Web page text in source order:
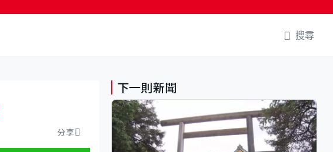
搜尋
分享
下一則新聞